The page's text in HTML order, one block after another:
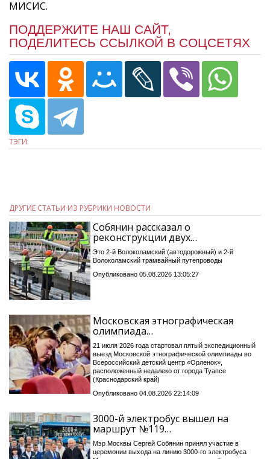
МИСИС.
ПОДДЕРЖИТЕ НАШ САЙТ,
ПОДЕЛИТЕСЬ ССЫЛКОЙ В СОЦСЕТЯХ
ТЭГИ
ДРУГИЕ СТАТЬИ ИЗ РУБРИКИ НОВОСТИ
Собянин рассказал о
реконструкции двух…
Это 2-й Волоколамский (автодорожный) и 2-й
Волоколамский трамвайный путепроводы
Опубликовано 05.08.2026 13:05:27
Московская этнографическая
олимпиада…
21 июля 2026 года стартовал пятый экспедиционный
выезд Московской этнографической олимпиады во
Всероссийский детский центр «Орленок»,
расположенный недалеко от города Туапсе
(Краснодарский край)
Опубликовано 04.08.2026 22:14:09
3000-й электробус вышел на
маршрут №119…
Мэр Москвы Сергей Собянин принял участие в
церемонии выхода на линию 3000-го электробуса